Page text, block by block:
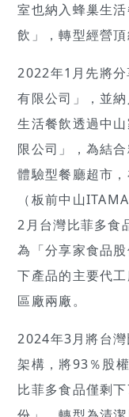
室也納入蜂巢生
飲」，轉型經營
2022年1月先將
有限公司」，並
生活餐飲透過中
限公司」，為結
體驗型餐廳超市
（板前中山
2月台灣比菲多食
為「分享家食品
下產品的主要代
區廠兩廠。
2024年3月將台
架構，將93％股
比菲多食品僅剩